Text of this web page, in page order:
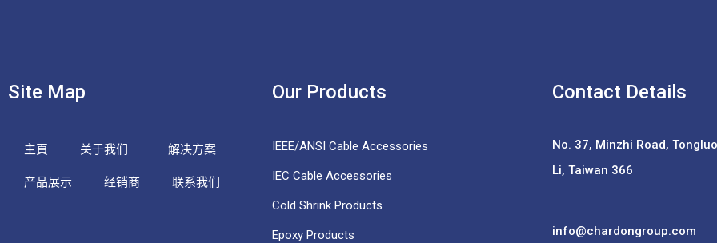
Site Map
主頁 关于我们 解决方案
产品展示 经销商 联系我们
Our Products
IEEE/ANSI Cable Accessories
IEC Cable Accessories
Cold Shrink Products
Epoxy Products
Contact Details
No. 37, Minzhi Road,
Li, Taiwan 366
info@chardongroup.com